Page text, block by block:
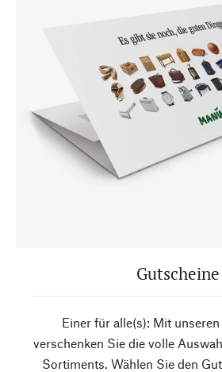
Gutscheine
Einer für alle(s): Mit
verschenken Sie die volle
Sortiments. Wählen Sie den